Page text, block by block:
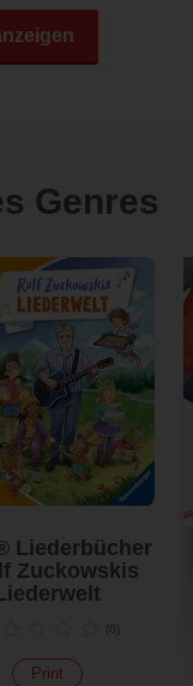
Genres
Liederbücher
Zuckowskis
(0
Print